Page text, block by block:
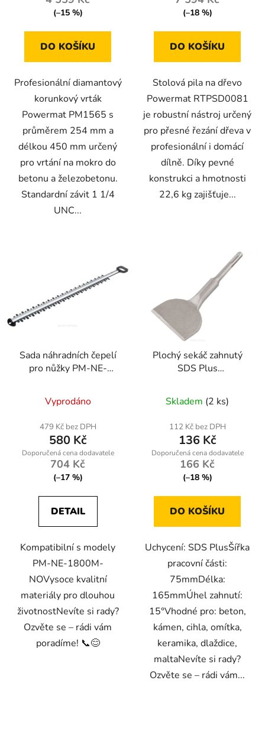
(–15 %)
DO KOŠÍKU
Profesionální diamantový
korunkový vrták
Powermat PM1565 s
průměrem 254 mm a
délkou 450 mm určený
pro vrtání na mokro do
betonu a železobetonu.
Standardní závit 1 1/4
UNC...
(–18 %)
DO KOŠÍKU
Stolová pila na dřevo
Powermat RTPSD0081
je robustní nástroj určený
pro přesné řezání dřeva v
profesionální i domácí
dílně. Díky pevné
konstrukci a hmotnosti
22,6 kg zajišťuje...
Sada náhradních čepelí
pro nůžky PM-NE-
Vyprodáno
479 Kč bez DPH
580 Kč
704 Kč
(–17 %)
DETAIL
Kompatibilní s modely
PM-NE-1800M-
NOVysoce kvalitní
materiály pro dlouhou
životnostNevíte si rady?
Ozvěte se – rádi vám
poradíme! 📞😊
Plochý sekáč zahnutý
SDS Plus
DL-15T
Skladem (2 ks)
112 Kč bez DPH
136 Kč
166 Kč
(–18 %)
DO KOŠÍKU
Uchycení: SDS PlusŠířka
pracovní části:
75mmDélka:
165mmÚhel zahnutí:
15°Vhodné pro: beton,
kámen, cihla, omítka,
keramika, dlaždice,
maltaNevíte si rady?
Ozvěte se – rádi vám...